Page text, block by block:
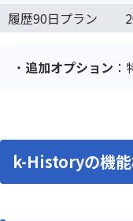
履歴90日プラン
追加オプション ：
k-Historyの機